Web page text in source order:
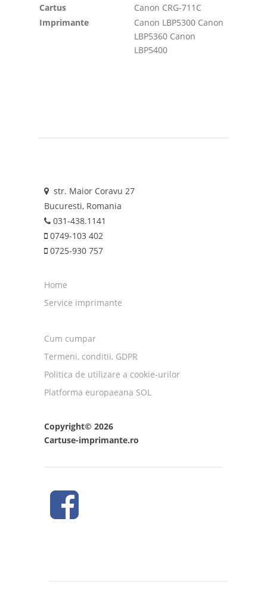
Cartus
Canon CRG-711C
Imprimante
Canon LBP5300 Canon
LBP5360 Canon
LBP5400
str. Maior Coravu 27
Bucuresti, Romania
031-438.1141
0749-103 402
0725-930 757
Home
Service imprimante
Cum cumpar
Termeni, conditii, GDPR
Politica de utilizare a cookie-urilor
Platforma europaeana SOL
Copyright© 2026
Cartuse-imprimante.ro